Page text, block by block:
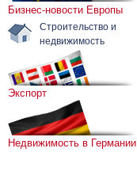
Бизнес-новости Европы
Строительство и
недвижимость
Экспорт
Недвижимость в Германии